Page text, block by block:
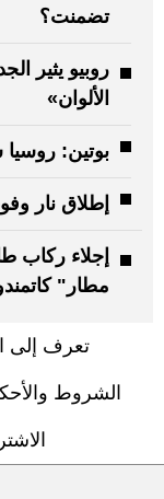
تضمنت؟
روبيو يثير
الألوان»
بوتين: روسيا
إطلاق نار
إجلاء ركاب
مطار"
تعرف إلى
الشروط